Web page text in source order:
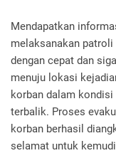
Mendapatkan
melaksanakan
dengan cepat dan
menuju lokasi
korban dalam kondisi
terbalik. Proses
korban berhasil
selamat untuk